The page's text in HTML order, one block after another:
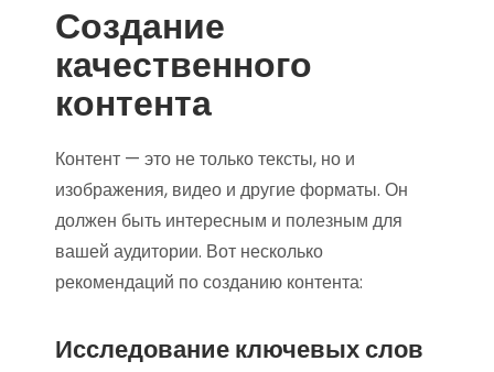
Создание
качественного
контента
Контент — это не только тексты, но и
изображения, видео и другие форматы. Он
должен быть интересным и полезным для
вашей аудитории. Вот несколько
рекомендаций по созданию контента:
Исследование ключевых слов